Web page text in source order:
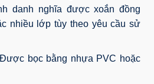
danh nghĩa được xoắn đồng
nhiều lớp tùy theo yêu cầu sử
bọc bằng nhựa PVC hoặc